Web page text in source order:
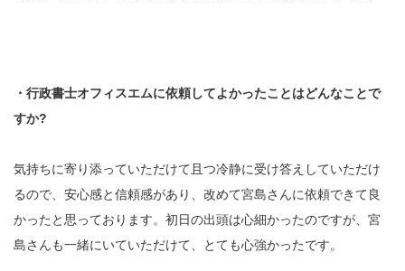
・行政書士オフィスエムに依頼してよかったことはどんなことで
すか?
気持ちに寄り添っていただけて且つ冷静に受け答えしていただけ
るので、安心感と信頼感があり、改めて宮島さんに依頼できて良
かったと思っております。初日の出頭は心細かったのですが、宮
島さんも一緒にいていただけて、とても心強かったです。